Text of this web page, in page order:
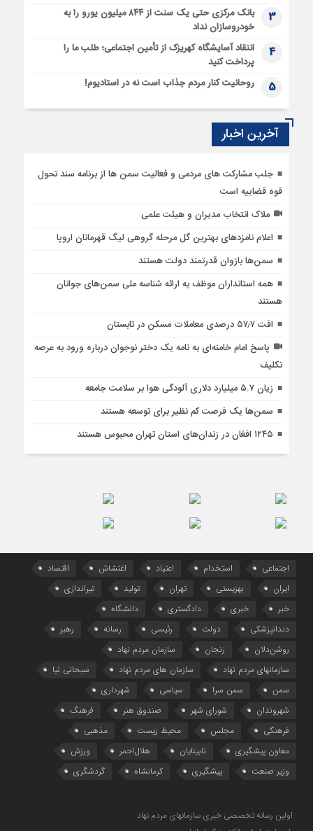
3
بانک مرکزی حتی یک سنت از ۸۴۴ میلیون یورو را به
خودروسازان نداد
4
انتقاد آسایشگاه کهریزک از تأمین اجتماعی؛ طلب ما را
پرداخت کنید
5 روحانیت کنار مردم جذاب است نه در استادیوم!
آخرین اخبار
جلب مشارکت های مردمی و فعالیت سمن ها از برنامه سند تحول
قوه قضاییه است
ملاک انتخاب مدیران و هیئت علمی
اعلام نامزدهای بهترین گل مرحله گروهی لیگ قهرمانان اروپا
سمن‌ها بازوان قدرتمند دولت هستند
همه استانداران موظف به ارائه شناسه ملی سمن‌های جوانان
هستند
افت ۵۷٫۷ درصدی معاملات مسکن در تابستان
پاسخ امام خامنه‌ای به نامه یک دختر نوجوان درباره ورود به عرصه
تکلیف
زیان ۵.۷ میلیارد دلاری آلودگی هوا بر سلامت جامعه
سمن‌ها یک فرصت کم نظیر برای توسعه هستند
۱۲۴۵ افغان در زندان‌های استان تهران محبوس هستند
اجتماعی استخدام اعتیاد اغتشاش
اقتصاد
ایران
بهزیستی تهران تولید
تیراندازی
خبر
خبری دادگستری
دانشگاه
دندانپزشکی
دولت رئیسی رسانه
رهبر
روشن‌دلان
زنجان
سازمان مردم نهاد
سازمانهای مردم نهاد
سازمان های مردم نهاد
سبحانی نیا
سمن
سمن سرا سیاسی
شهرداری
شهروندان
شورای شهر صندوق هنر
فرهنگ
فرهنگی
مجلس محیط زیست
مذهبی
معاون پیشگیری
نابینایان هلال‌احمر
ورزش
وزیر صنعت
پیشگیری کرمانشاه گردشگری
اولین رسانه تخصصی خبری سازمانهای مردم نهاد